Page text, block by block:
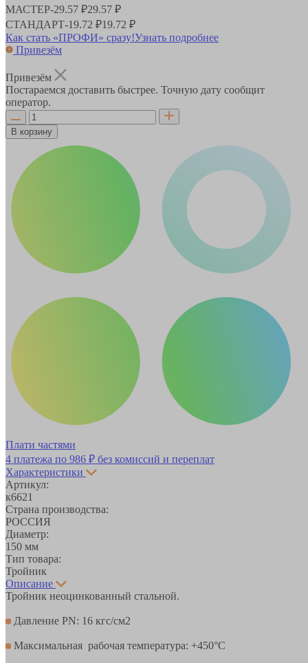
МАСТЕР-29.57 ₽29.57 ₽
СТАНДАРТ-19.72 ₽19.72 ₽
Как стать «ПРОФИ» сразу!Узнать подробнее
Привезём
Привезём
Постараемся доставить быстрее. Точную дату сообщит
оператор.
В корзину
Плати частями
4 платежа по 986 ₽ без комиссий и переплат
Характеристики
Артикул:
к6621
Страна производства:
РОССИЯ
Диаметр:
150 мм
Тип товара:
Тройник
Описание
Тройник неоцинкованный стальной.
Давление PN: 16 кгс/см2
Максимальная рабочая температура: +450°С